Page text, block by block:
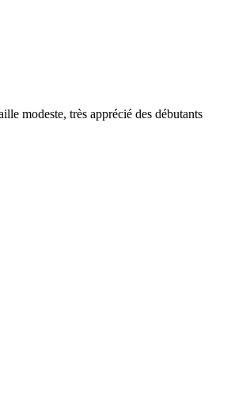
modeste, très apprécié des débutants